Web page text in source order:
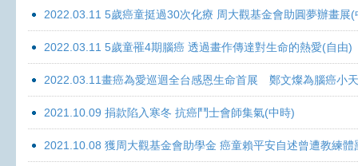
2022.03.11 5歲癌童挺過30次化療 周大觀基金會助圓夢辦畫展
2022.03.11 5歲童罹4期腦癌 透過畫作傳達對生命的熱愛(自由)
2022.03.11畫癌為愛巡迴全台感恩生命首展 鄭文燦為腦癌小
2021.10.09 捐款陷入寒冬 抗癌鬥士會師集氣(中時)
2021.10.08 獲周大觀基金會助學金 癌童賴平安自述曾遭教練體